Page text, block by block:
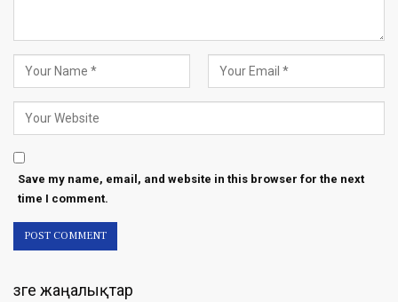
Save my name, email, and website in this browser for the next
time I comment.
Өзге жаңалықтар